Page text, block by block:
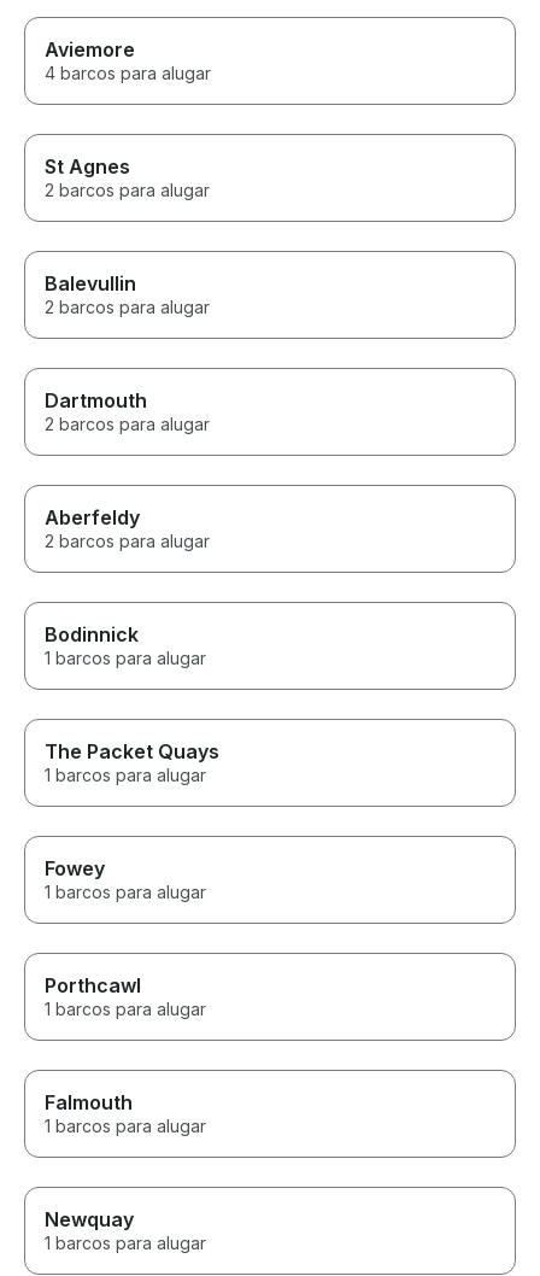
Aviemore
4 barcos para alugar
St Agnes
2 barcos para alugar
Balevullin
2 barcos para alugar
Dartmouth
2 barcos para alugar
Aberfeldy
2 barcos para alugar
Bodinnick
1 barcos para alugar
The Packet Quays
1 barcos para alugar
Fowey
1 barcos para alugar
Porthcawl
1 barcos para alugar
Falmouth
1 barcos para alugar
Newquay
1 barcos para alugar